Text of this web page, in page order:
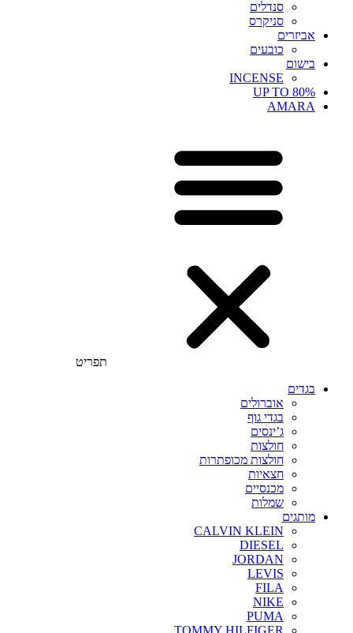
סנדלים
סניקרס
אביזרים
כובעים
בישום
INCENSE
UP TO 80%
AMARA
תפריט
בגדים
אוברולים
בגדי גוף
ג’ינסים
חולצות
חולצות מכופתרות
חצאיות
מכנסיים
שמלות
מותגים
CALVIN KLEIN
DIESEL
JORDAN
LEVIS
FILA
NIKE
PUMA
TOMMY HILFIGER